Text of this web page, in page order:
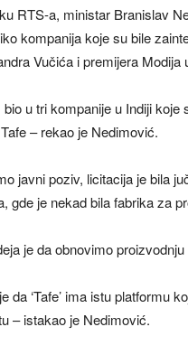
RTS-a, ministar Branislav
kompanija koje su bile
Vučića i premijera Modija
u tri kompanije u Indiji
– rekao je Nedimović.
javni poziv, licitacija je bila
gde je nekad bila fabrika za
je da obnovimo
da ‘Tafe’ ima istu platformu
– istakao je Nedimović.